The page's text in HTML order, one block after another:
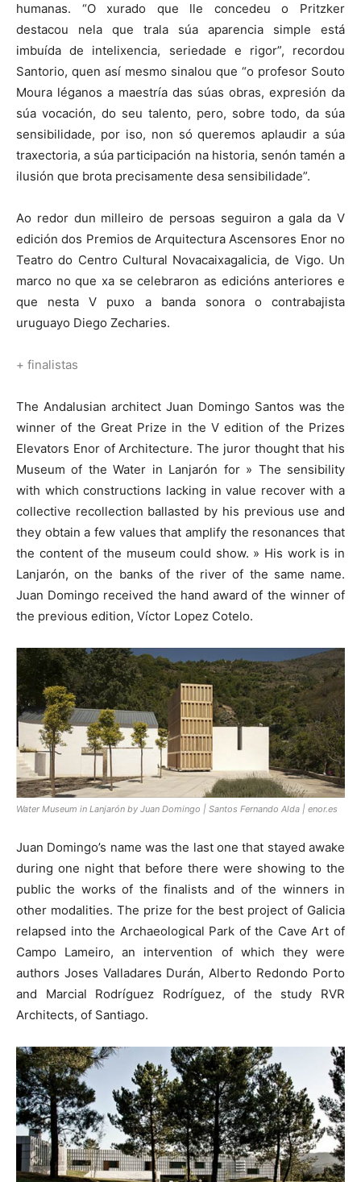
humanas. “O xurado que lle concedeu o Pritzker
destacou nela que trala súa aparencia simple está
imbuída de intelixencia, seriedade e rigor”, recordou
Santorio, quen así mesmo sinalou que “o profesor Souto
Moura léganos a maestría das súas obras, expresión da
súa vocación, do seu talento, pero, sobre todo, da súa
sensibilidade, por iso, non só queremos aplaudir a súa
traxectoria, a súa participación na historia, senón tamén a
ilusión que brota precisamente desa sensibilidade”.
Ao redor dun milleiro de persoas seguiron a gala da V
edición dos Premios de Arquitectura Ascensores Enor no
Teatro do Centro Cultural Novacaixagalicia, de Vigo. Un
marco no que xa se celebraron as edicións anteriores e
que nesta V puxo a banda sonora o contrabajista
uruguayo Diego Zecharies.
+ finalistas
The Andalusian architect Juan Domingo Santos was the
winner of the Great Prize in the V edition of the Prizes
Elevators Enor of Architecture. The juror thought that his
Museum of the Water in Lanjarón for » The sensibility
with which constructions lacking in value recover with a
collective recollection ballasted by his previous use and
they obtain a few values that amplify the resonances that
the content of the museum could show. » His work is in
Lanjarón, on the banks of the river of the same name.
Juan Domingo received the hand award of the winner of
the previous edition, Víctor Lopez Cotelo.
Water Museum in Lanjarón by Juan Domingo | Santos Fernando Alda | enor.es
Juan Domingo’s name was the last one that stayed awake
during one night that before there were showing to the
public the works of the finalists and of the winners in
other modalities. The prize for the best project of Galicia
relapsed into the Archaeological Park of the Cave Art of
Campo Lameiro, an intervention of which they were
authors Joses Valladares Durán, Alberto Redondo Porto
and Marcial Rodríguez Rodríguez, of the study RVR
Architects, of Santiago.